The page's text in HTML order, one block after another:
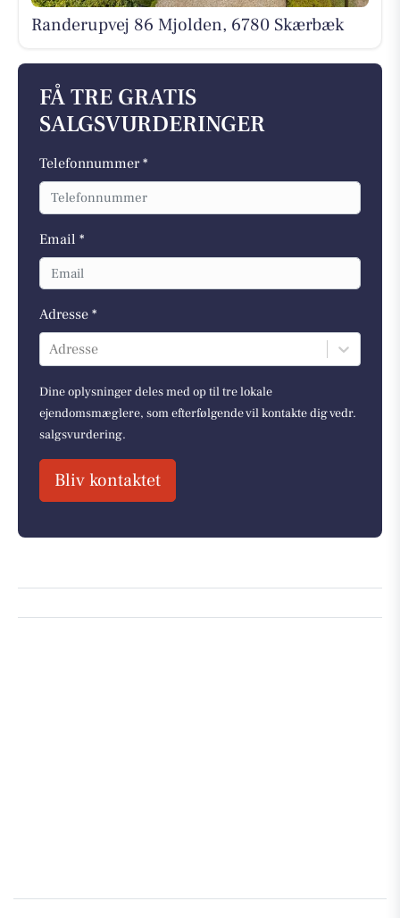
Randerupvej 86 Mjolden, 6780 Skærbæk
FÅ TRE GRATIS
SALGSVURDERINGER
Telefonnummer *
Email *
Adresse *
Adresse
Dine oplysninger deles med op til tre lokale
ejendomsmæglere, som efterfølgende vil kontakte dig vedr.
salgsvurdering.
Bliv kontaktet